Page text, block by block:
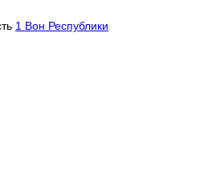
1 Вон Республики